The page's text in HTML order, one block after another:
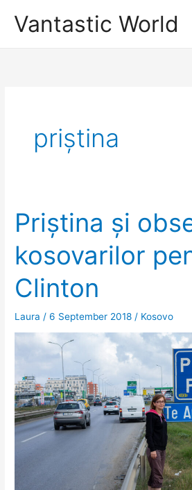
Vantastic World
priștina
Priștina și
kosovarilor
Clinton
Laura /6 September 2018 / Kosovo